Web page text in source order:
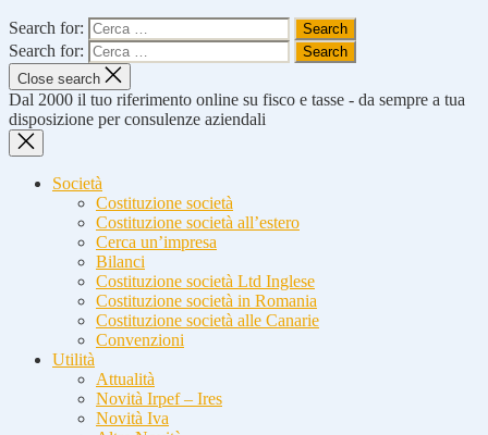
Search for:
Search for:
Close search
Dal 2000 il tuo riferimento online su fisco e tasse - da sempre a tua
disposizione per consulenze aziendali
Società
Costituzione società
Costituzione società all’estero
Cerca un’impresa
Bilanci
Costituzione società Ltd Inglese
Costituzione società in Romania
Costituzione società alle Canarie
Convenzioni
Utilità
Attualità
Novità Irpef – Ires
Novità Iva